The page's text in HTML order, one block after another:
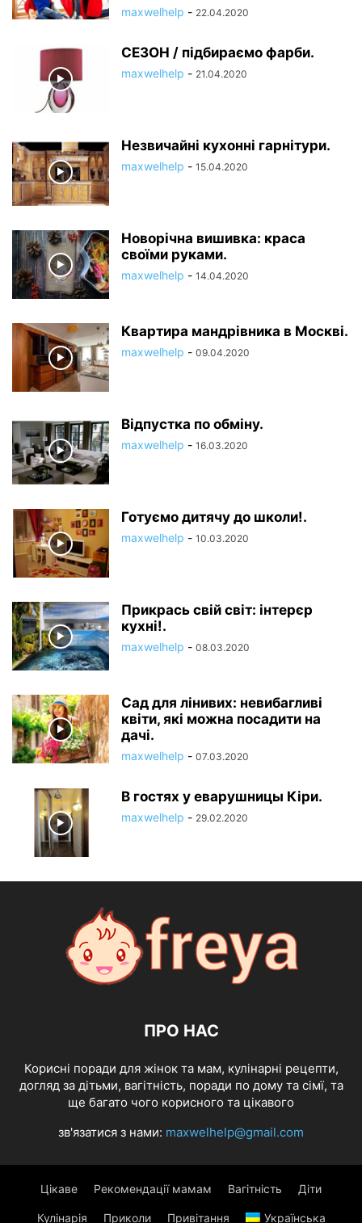
maxwelhelp - 22.04.2020
СЕЗОН / підбираємо фарби.
maxwelhelp - 21.04.2020
Незвичайні кухонні гарнітури.
maxwelhelp - 15.04.2020
Новорічна вишивка: краса
своїми руками.
maxwelhelp - 14.04.2020
Квартира мандрівника в Москві.
maxwelhelp - 09.04.2020
Відпустка по обміну.
maxwelhelp - 16.03.2020
Готуємо дитячу до школи!.
maxwelhelp - 10.03.2020
Прикрась свій світ: інтерєр
кухні!.
maxwelhelp - 08.03.2020
Сад для лінивих: невибагливі
квіти, які можна посадити на
дачі.
maxwelhelp - 07.03.2020
В гостях у еварушницы Кіри.
maxwelhelp - 29.02.2020
ПРО НАС
Корисні поради для жінок та мам, кулінарні рецепти,
догляд за дітьми, вагітність, поради по дому та сімї, та
ще багато чого корисного та цікавого
зв'язатися з нами: maxwelhelp@gmail.com
Цікаве Рекомендації мамам Вагітність Діти
Кулінарія Приколи Привітання Українська